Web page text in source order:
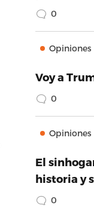
0
Opiniones
Voy a
0
Opiniones
El
historia y
0